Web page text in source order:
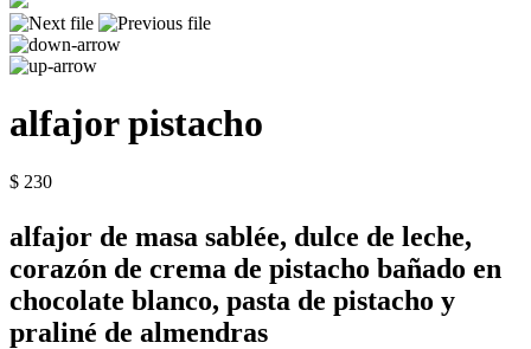
alfajor pistacho
$ 230
alfajor de masa sablée, dulce de leche,
corazón de crema de pistacho bañado en
chocolate blanco, pasta de pistacho y
praliné de almendras